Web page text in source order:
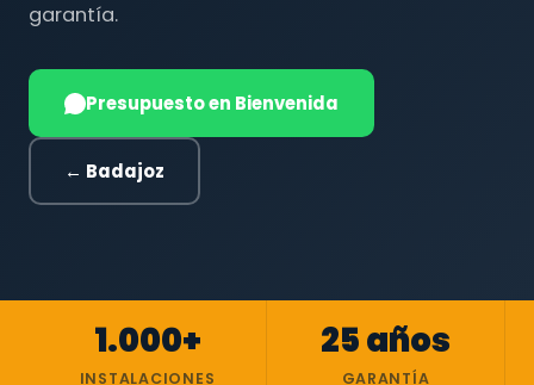
garantía.
Presupuesto en Bienvenida
← Badajoz
1.000+
INSTALACIONES
25 años
GARANTÍA